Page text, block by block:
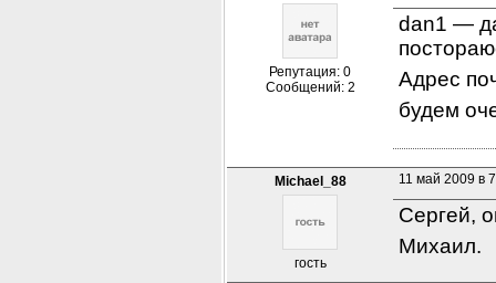
Репутация: 0
Сообщений: 2
dan1 —
Адрес
будем
Michael_88
гость
11 май 2009 в
Сергей,
Михаил.